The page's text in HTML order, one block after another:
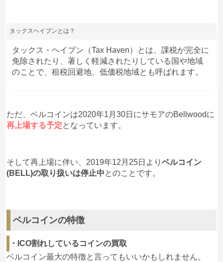
やはりベルコインに対して“怪しさ
”を感じているユー
ザーも一定数いるように見られます。
bellwoodへのアクセスが 日本から集中している
二つ目がこちら、
中国マネーが入ってくるから
去年の上場の時よりもアゲアゲ?
タックスヘイブンとは？
タックス・ヘイブン（Tax Haven）とは、課税が完全に
免除されたり、著しく軽減されたりしている国や地域
のことで、租税回避地、低価税地域とも呼ばれます。
ただ、ベルコインは2020年1月30日にサモアのBellwoodに
再上場する予定となっています。
そして再上場に伴い、2019年12月25日よりベルコイン
(BELL)の取り扱いは停止中とのことです。
ベルコインの特徴
・ICO割れしているコインの買取
ベルコイン最大の特徴と言ってもいいかもしれません。